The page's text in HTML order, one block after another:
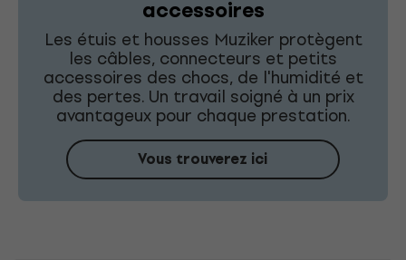
accessoires
Les étuis et housses Muziker protègent
les câbles, connecteurs et petits
accessoires des chocs, de l'humidité et
des pertes. Un travail soigné à un prix
avantageux pour chaque prestation.
Vous trouverez ici